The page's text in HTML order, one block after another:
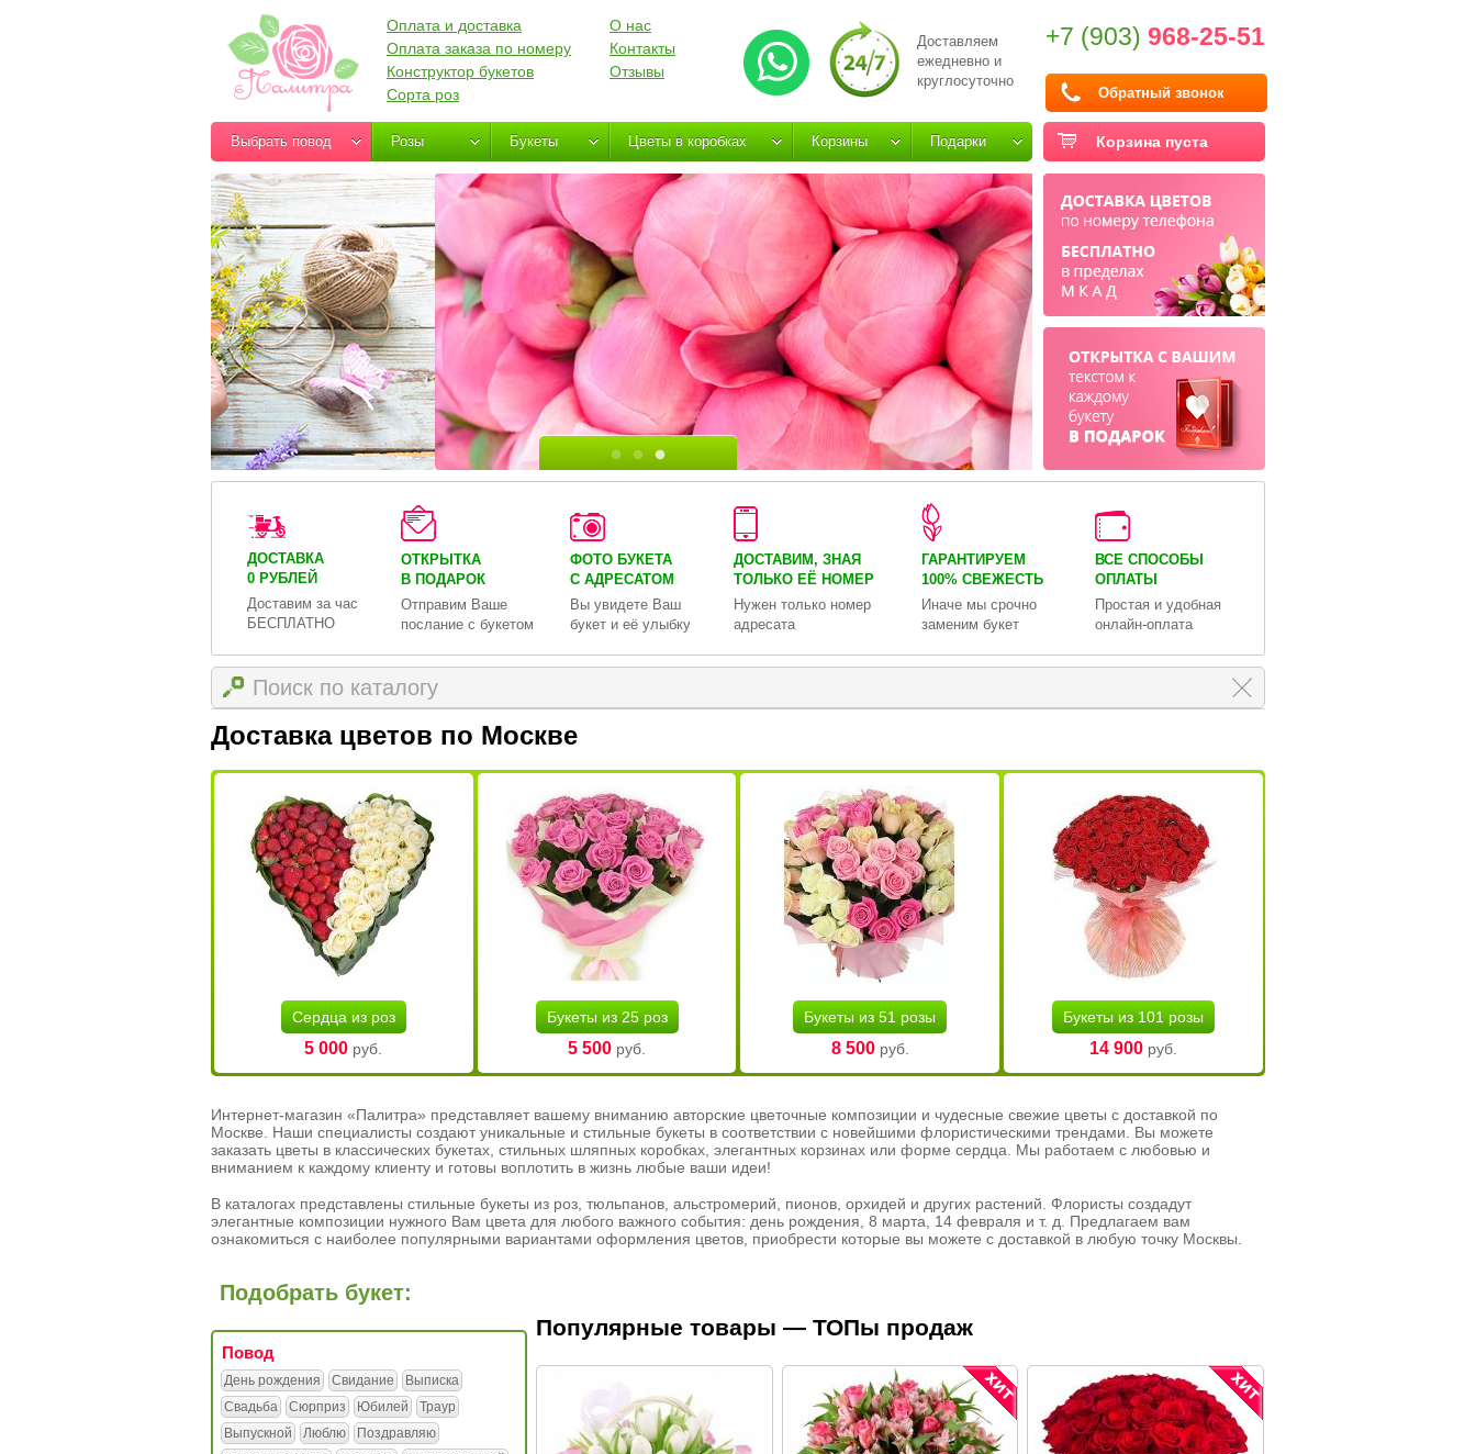
Доставляем
ежедневно и
круглосуточно
+7 (903) 968-25-51
Обратный звонок
Оплата и доставка
Оплата заказа по номеру
Конструктор букетов
Сорта роз
О нас
Контакты
Отзывы
Корзина пуста
Выбрать повод Розы Букеты Цветы в коробках Корзины Подарки
ДОСТАВКА
0 РУБЛЕЙ
Доставим за час
БЕСПЛАТНО
ОТКРЫТКА
В ПОДАРОК
Отправим Ваше
послание с букетом
ФОТО БУКЕТА
С АДРЕСАТОМ
Вы увидете Ваш
букет и её улыбку
ДОСТАВИМ, ЗНАЯ
ТОЛЬКО ЕЁ НОМЕР
Нужен только номер
адресата
ГАРАНТИРУЕМ
100% СВЕЖЕСТЬ
Иначе мы срочно
заменим букет
ВСЕ СПОСОБЫ
ОПЛАТЫ
Простая и удобная
онлайн-оплата
Доставка цветов по Москве
Сердца из роз
5 000 руб.
Букеты из 25 роз
5 500 руб.
Букеты из 51 розы
8 500руб.
Букеты из 101 розы
14 900руб.
Интернет-магазин «Палитра» представляет вашему вниманию авторские цветочные композиции и чудесные свежие цветы с доставкой по
Москве. Наши специалисты создают уникальные и стильные букеты в соответствии с новейшими флористическими трендами. Вы можете
заказать цветы в классических букетах, стильных шляпных коробках, элегантных корзинах или форме сердца. Мы работаем с любовью и
вниманием к каждому клиенту и готовы воплотить в жизнь любые ваши идеи!
В каталогах представлены стильные букеты из роз, тюльпанов, альстромерий, пионов, орхидей и других растений. Флористы создадут
элегантные композиции нужного Вам цвета для любого важного события: день рождения, 8 марта, 14 февраля и т. д. Предлагаем вам
ознакомиться с наиболее популярными вариантами оформления цветов, приобрести которые вы можете с доставкой в любую точку Москвы.
Подобрать букет:
Повод
День рождения Свидание
Выписка
Свадьба
Сюрприз Юбилей
Траур
Выпускной
Люблю
Поздравляю
Популярные товары — ТОПы продаж